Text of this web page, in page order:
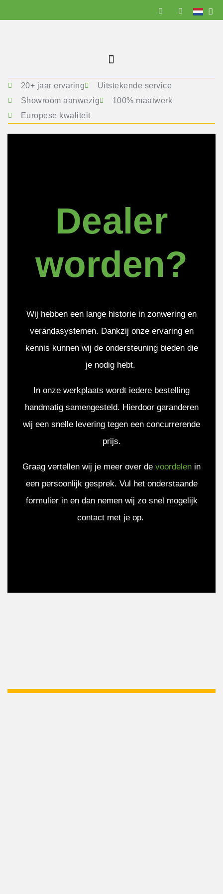
20+ jaar ervaring
Uitstekende service
Showroom aanwezig
100% maatwerk
Europese kwaliteit
Dealer
worden?
Wij hebben een lange historie in zonwering en
verandasystemen. Dankzij onze ervaring en
kennis kunnen wij de ondersteuning bieden die
je nodig hebt.
In onze werkplaats wordt iedere bestelling
handmatig samengesteld. Hierdoor garanderen
wij een snelle levering tegen een concurrerende
prijs.
Graag vertellen wij je meer over de voordelen in
een persoonlijk gesprek. Vul het onderstaande
formulier in en dan nemen wij zo snel mogelijk
contact met je op.